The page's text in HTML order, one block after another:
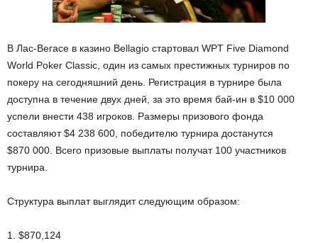
В Лас-Вегасе в казино Bellagio стартовал WPT Five Diamond
World Poker Classic, один из самых престижных турниров по
покеру на сегодняшний день. Регистрация в турнире была
доступна в течение двух дней, за это время бай-ин в $10 000
успели внести 438 игроков. Размеры призового фонда
составляют $4 238 600, победителю турнира достанутся
$870 000. Всего призовые выплаты получат 100 участников
турнира.
Структура выплат выглядит следующим образом:
1. $870,124